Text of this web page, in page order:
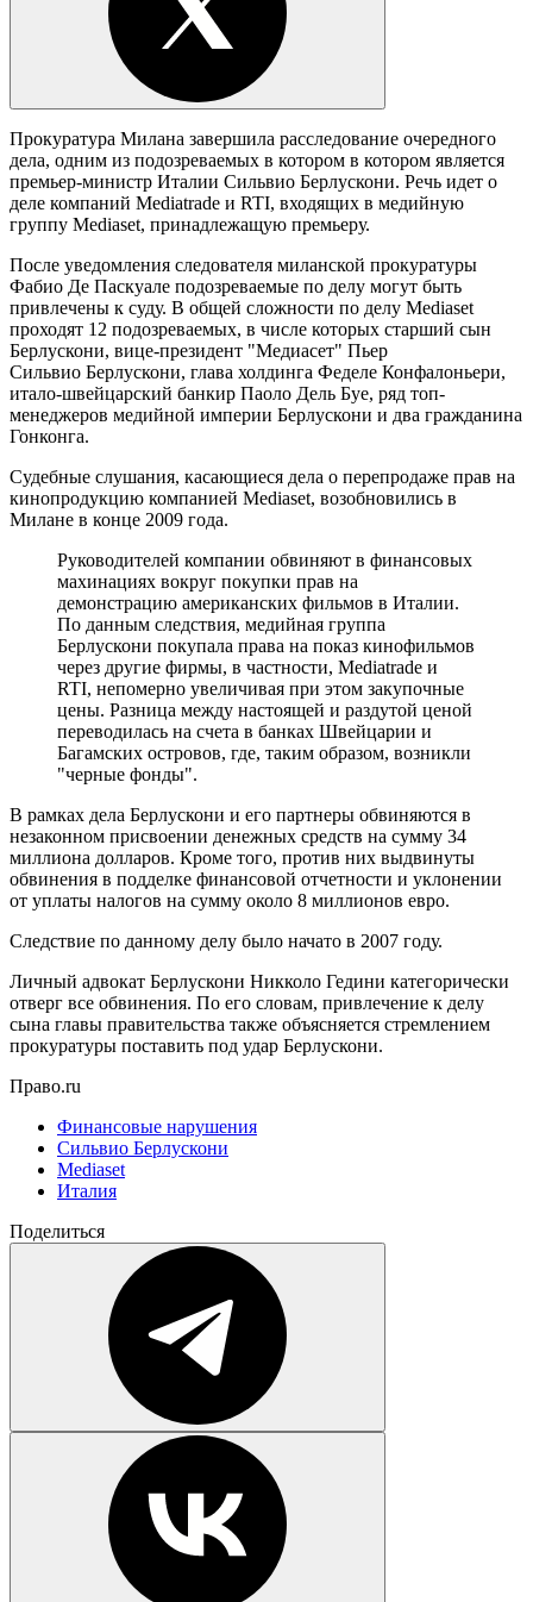
Прокуратура Милана завершила расследование очередного
дела, одним из подозреваемых в котором в котором является
премьер-министр Италии Сильвио Берлускони. Речь идет о
деле компаний Mediatrade и RTI, входящих в медийную
группу Mediaset, принадлежащую премьеру.
После уведомления следователя миланской прокуратуры
Фабио Де Паскуале подозреваемые по делу могут быть
привлечены к суду. В общей сложности по делу Mediaset
проходят 12 подозреваемых, в числе которых старший сын
Берлускони, вице-президент "Медиасет" Пьер
Сильвио Берлускони, глава холдинга Феделе Конфалоньери,
итало-швейцарский банкир Паоло Дель Буе, ряд топ-
менеджеров медийной империи Берлускони и два гражданина
Гонконга.
Судебные слушания, касающиеся дела о перепродаже прав на
кинопродукцию компанией Mediaset, возобновились в
Милане в конце 2009 года.
Руководителей компании обвиняют в финансовых
махинациях вокруг покупки прав на
демонстрацию американских фильмов в Италии.
По данным следствия, медийная группа
Берлускони покупала права на показ кинофильмов
через другие фирмы, в частности, Mediatrade и
RTI, непомерно увеличивая при этом закупочные
цены. Разница между настоящей и раздутой ценой
переводилась на счета в банках Швейцарии и
Багамских островов, где, таким образом, возникли
"черные фонды".
В рамках дела Берлускони и его партнеры обвиняются в
незаконном присвоении денежных средств на сумму 34
миллиона долларов. Кроме того, против них выдвинуты
обвинения в подделке финансовой отчетности и уклонении
от уплаты налогов на сумму около 8 миллионов евро.
Следствие по данному делу было начато в 2007 году.
Личный адвокат Берлускони Никколо Гедини категорически
отверг все обвинения. По его словам, привлечение к делу
сына главы правительства также объясняется стремлением
прокуратуры поставить под удар Берлускони.
Право.ru
Финансовые нарушения
Сильвио Берлускони
Mediaset
Италия
Поделиться